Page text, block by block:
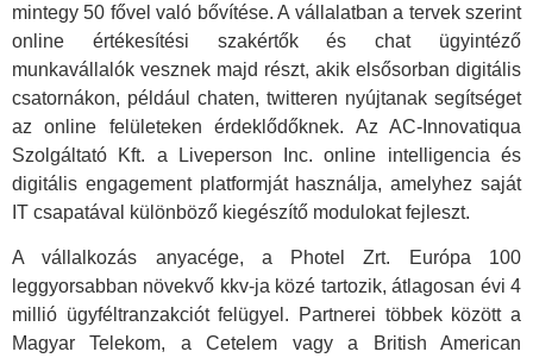
mintegy 50 fővel való bővítése. A vállalatban a tervek szerint
online értékesítési szakértők és chat ügyintéző
munkavállalók vesznek majd részt, akik elsősorban digitális
csatornákon, például chaten, twitteren nyújtanak segítséget
az online felületeken érdeklődőknek. Az AC-Innovatiqua
Szolgáltató Kft. a Liveperson Inc. online intelligencia és
digitális engagement platformját használja, amelyhez saját
IT csapatával különböző kiegészítő modulokat fejleszt.
A vállalkozás anyacége, a Photel Zrt. Európa 100
leggyorsabban növekvő kkv-ja közé tartozik, átlagosan évi 4
millió ügyféltranzakciót felügyel. Partnerei többek között a
Magyar Telekom, a Cetelem vagy a British American